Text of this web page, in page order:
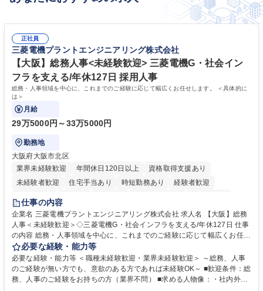
正社員
三菱電機プラントエンジニアリング株式会社
【大阪】総務人事<未経験歓迎> 三菱電機G・社会イン
フラを支える/年休127日 採用人事
総務・人事領域を中心に、これまでのご経験に応じて幅広くお任せします。 ＜具体的に
は＞
月給
29万5000円～33万5000円
勤務地
大阪府大阪市北区
業界未経験歓迎
年間休日120日以上
資格取得支援あり
未経験者歓迎
住宅手当あり 時短勤務あり
経験者歓迎
退職金あり
駅近5分以内
土日祝休み 服装自由 寮・社宅あり 食事補助あり
仕事の内容
企業名 三菱電機プラントエンジニアリング株式会社 求人名 【大阪】総務
人事＜未経験歓迎＞◇三菱電機G・社会インフラを支える/年休127日 仕事
の内容 総務・人事領域を中心に、これまでのご経験に応じて幅広くお任せ
します。 ＜具体的には＞ ・総務/人事労務（給与・社保・勤怠管理など）
・採用・教育研修 ・福利厚生運用 など ※基本的には事務所勤務ですが、
採用や教育等の業務内容により、関西圏以外への日帰り・宿泊を伴う国内
出張もございます。 ※担当業務を持ちつつ、お互いに助け合いながら、総
必要な経験・能力等
必要な経験・能力等 ＜職種未経験歓迎・業界未経験歓迎＞ ～総務、人事
のご経験が無い方でも、意欲のある方であれば未経験OK～ ■歓迎条件：総
務、人事のご経験をお持ちの方（業界不問） ■求める人物像：・社内外の